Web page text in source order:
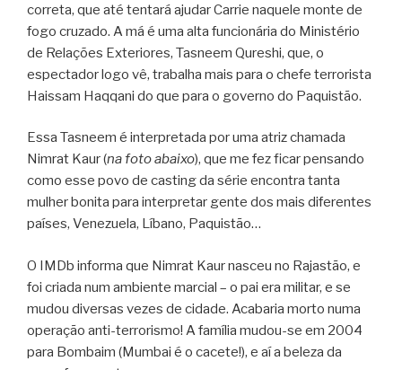
correta, que até tentará ajudar Carrie naquele monte de
fogo cruzado. A má é uma alta funcionária do Ministério
de Relações Exteriores, Tasneem Qureshi, que, o
espectador logo vê, trabalha mais para o chefe terrorista
Haissam Haqqani do que para o governo do Paquistão.
Essa Tasneem é interpretada por uma atriz chamada
Nimrat Kaur (na foto abaixo), que me fez ficar pensando
como esse povo de casting da série encontra tanta
mulher bonita para interpretar gente dos mais diferentes
países, Venezuela, Líbano, Paquistão…
O IMDb informa que Nimrat Kaur nasceu no Rajastão, e
foi criada num ambiente marcial – o pai era militar, e se
mudou diversas vezes de cidade. Acabaria morto numa
operação anti-terrorismo! A família mudou-se em 2004
para Bombaim (Mumbai é o cacete!), e aí a beleza da